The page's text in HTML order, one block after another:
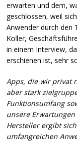
erwarten und dem,
geschlossen, weil
Anwender durch den
Koller,
in einem Interview,
erschienen ist, sehr
Apps, die wir privat
aber stark
Funktionsumfang
unsere
Hersteller ergibt
umfangreichen